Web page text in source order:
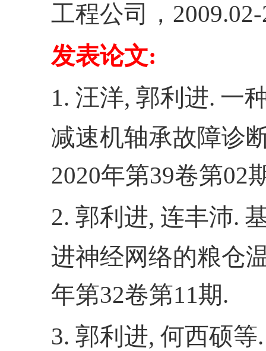
工程公司，
发表论文:
1. 汪洋, 郭利进. 一
减速机轴承故障诊
2020年第39卷第02
2. 郭利进, 连丰沛.
进神经网络的粮仓
年第32卷第11期.
3. 郭利进, 何西硕等.